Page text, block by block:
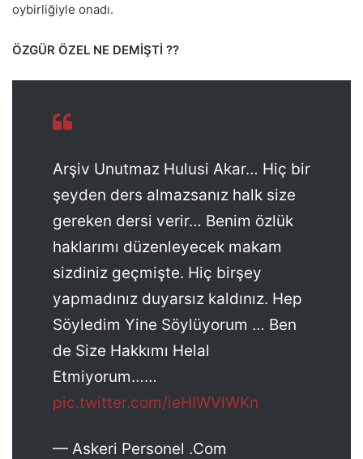
oybirliğiyle onadı.
ÖZGÜR ÖZEL NE DEMİŞTİ ??
Arşiv Unutmaz Hulusi Akar… Hiç bir
şeyden ders almazsanız halk size
gereken dersi verir… Benim özlük
haklarımı düzenleyecek makam
sizdiniz geçmişte. Hiç birşey
yapmadınız duyarsız kaldınız. Hep
Söyledim Yine Söylüyorum … Ben
de Size Hakkımı Helal
Etmiyorum……
pic.twitter.com/ieHIWVlWKn
— Askeri Personel .Com